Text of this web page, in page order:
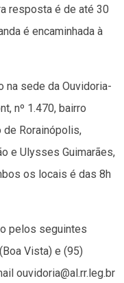
resposta é de até 30
é encaminhada à
na sede da Ouvidoria-
nº 1.470, bairro
de Rorainópolis,
e Ulysses Guimarães,
os locais é das 8h
pelos seguintes
Vista) e (95)
ouvidoria@al.rr.leg.br